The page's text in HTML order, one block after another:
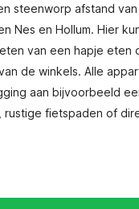
steenworp afstand
Nes en Hollum. Hier
van een hapje eten
de winkels. Alle
aan bijvoorbeeld
rustige fietspaden of